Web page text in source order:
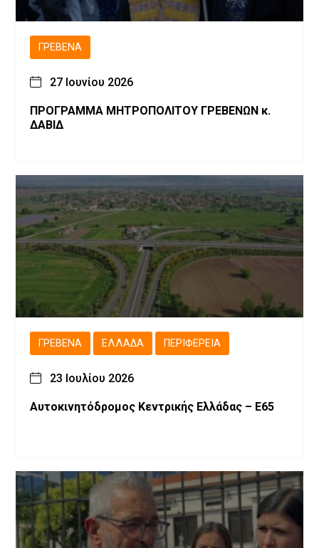
ΓΡΕΒΕΝΆ
27 Ιουνίου 2026
ΠΡΟΓΡΑΜΜΑ ΜΗΤΡΟΠΟΛΙΤΟΥ ΓΡΕΒΕΝΩΝ κ.
ΔΑΒΙΔ
ΓΡΕΒΕΝΆ ΕΛΛΆΔΑ ΠΕΡΙΦΈΡΕΙΑ
23 Ιουλίου 2026
Αυτοκινητόδρομος Κεντρικής Ελλάδας – Ε65